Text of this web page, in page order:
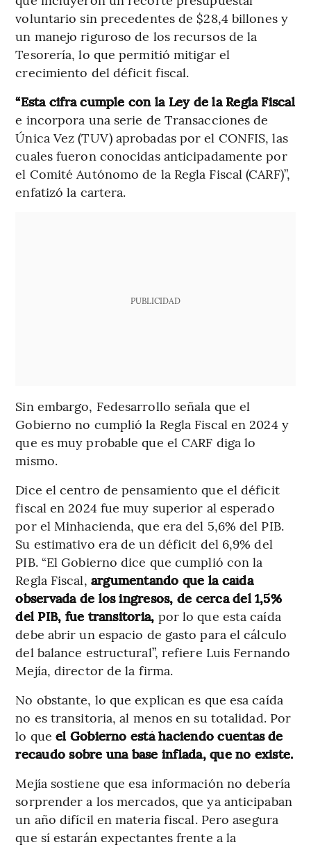
voluntario sin precedentes de $28,4 billones y
un manejo riguroso de los recursos de la
Tesorería, lo que permitió mitigar el
crecimiento del déficit fiscal.
“Esta cifra cumple con la Ley de la Regla Fiscal
e incorpora una serie de Transacciones de
Única Vez (TUV) aprobadas por el CONFIS, las
cuales fueron conocidas anticipadamente por
el Comité Autónomo de la Regla Fiscal (CARF)”,
enfatizó la cartera.
PUBLICIDAD
Sin embargo, Fedesarrollo señala que el
Gobierno no cumplió la Regla Fiscal en 2024 y
que es muy probable que el CARF diga lo
mismo.
Dice el centro de pensamiento que el déficit
fiscal en 2024 fue muy superior al esperado
por el Minhacienda, que era del 5,6% del PIB.
Su estimativo era de un déficit del 6,9% del
PIB. “El Gobierno dice que cumplió con la
Regla Fiscal, argumentando que la caída
observada de los ingresos, de cerca del 1,5%
del PIB, fue transitoria, por lo que esta caída
debe abrir un espacio de gasto para el cálculo
del balance estructural”, refiere Luis Fernando
Mejía, director de la firma.
No obstante, lo que explican es que esa caída
no es transitoria, al menos en su totalidad. Por
lo queel Gobierno está haciendo cuentas de
recaudo sobre una base inflada, que no existe.
Mejía sostiene que esa información no debería
sorprender a los mercados, que ya anticipaban
un año difícil en materia fiscal. Pero asegura
que sí estarán expectantes frente a la